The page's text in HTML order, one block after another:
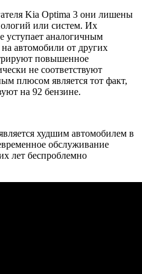
Kia Optima 3 они лишены
или систем. Их
уступает аналогичным
автомобили от других
повышенное
не соответствуют
плюсом является тот факт,
на 92 бензине.
худшим автомобилем в
обслуживание
лет беспроблемно